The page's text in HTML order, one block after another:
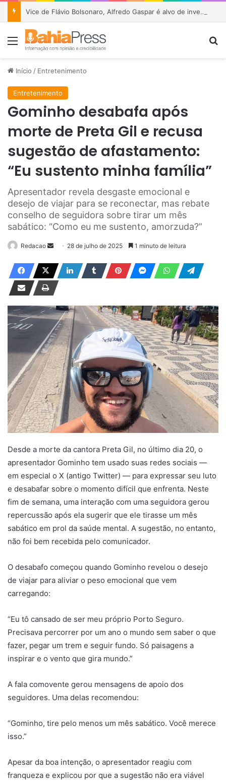
Vice de Flávio Bolsonaro, Alfredo Gaspar é alvo de investigações no STF e no TCU
Menu
Início / Entretenimento
Entretenimento
Gominho desabafa após
morte de Preta Gil e recusa
sugestão de afastamento:
“Eu sustento minha família”
Apresentador revela desgaste emocional e
desejo de viajar para se reconectar, mas rebate
conselho de seguidora sobre tirar um mês
sabático: “Como eu me sustento, amorzuda?”
Redacao
n
d
e
u
m
e
-
m
a
i
l
28 de julho de 2025 1 minuto de leitura
Desde a morte da cantora Preta Gil, no último dia 20, o
apresentador Gominho tem usado suas redes sociais —
em especial o X (antigo Twitter) — para expressar seu luto
e desabafar sobre o momento difícil que enfrenta. Neste
fim de semana, uma interação com uma seguidora gerou
repercussão após ela sugerir que ele tirasse um mês
sabático em prol da saúde mental. A sugestão, no entanto,
não foi bem recebida pelo comunicador.
O desabafo começou quando Gominho revelou o desejo
de viajar para aliviar o peso emocional que vem
carregando:
“Eu tô cansado de ser meu próprio Porto Seguro.
Precisava percorrer por um ano o mundo sem saber o que
fazer, pegar um trem e seguir fundo. Só paisagens a
inspirar e o vento que gira mundo.”
A fala comovente gerou mensagens de apoio dos
seguidores. Uma delas recomendou:
“Gominho, tire pelo menos um mês sabático. Você merece
isso.”
Apesar da boa intenção, o apresentador reagiu com
franqueza e explicou por que a sugestão não era viável